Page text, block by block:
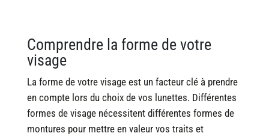
Comprendre la forme de votre
visage
La forme de votre visage est un facteur clé à prendre
en compte lors du choix de vos lunettes. Différentes
formes de visage nécessitent différentes formes de
montures pour mettre en valeur vos traits et